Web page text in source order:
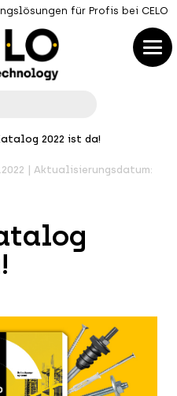
für Profis bei CELO
2022 ist da!
| Aktualisierungsdatum: